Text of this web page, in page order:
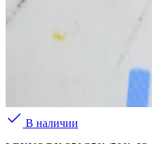
В наличии